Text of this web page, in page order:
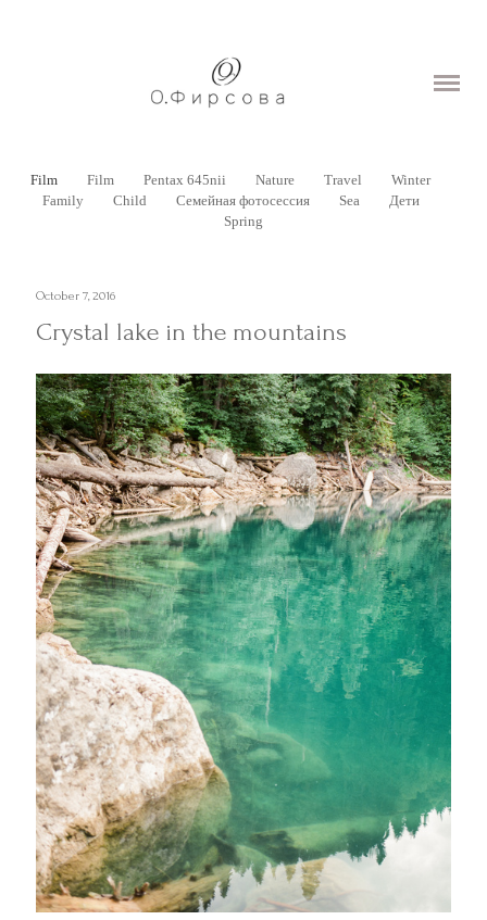
About
Blog
Film Film Pentax 645nii Nature Travel
Winter
Family
Child Семейная фотосессия Sea
Дети
Spring
October 7, 2016
Crystal lake in the mountains